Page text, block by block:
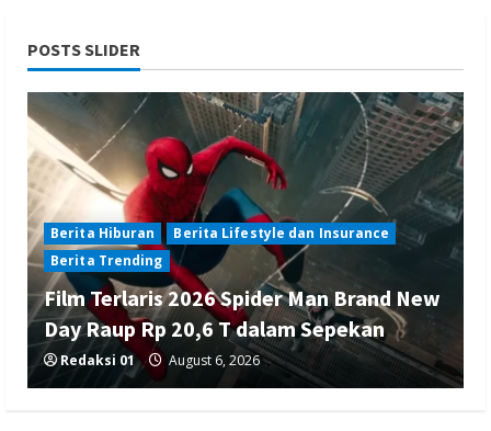
POSTS SLIDER
Berita Hiburan
Berita Lifestyle dan Insurance
Berita Trending
Film Terlaris 2026 Spider Man Brand New
Day Raup Rp 20,6 T dalam Sepekan
Redaksi 01 August 6, 2026